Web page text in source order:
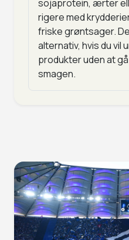
sojaprotein, ærter
rigere med
friske grøntsager.
alternativ, hvis du vil
produkter uden at
smagen.